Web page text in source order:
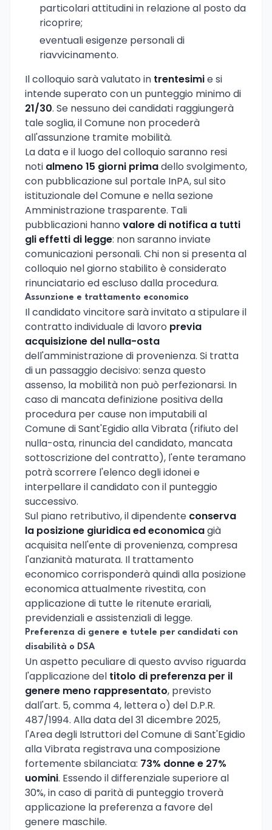
particolari attitudini in relazione al posto da
ricoprire;
eventuali esigenze personali di
riavvicinamento.
Il colloquio sarà valutato in trentesimie si
intende superato con un punteggio minimo di
21/30. Se nessuno dei candidati raggiungerà
tale soglia, il Comune non procederà
all'assunzione tramite mobilità.
La data e il luogo del colloquio saranno resi
noti almeno 15 giorni primadello svolgimento,
con pubblicazione sul portale InPA, sul sito
istituzionale del Comune e nella sezione
Amministrazione trasparente. Tali
pubblicazioni hanno valore di notifica a tutti
gli effetti di legge: non saranno inviate
comunicazioni personali. Chi non si presenta al
colloquio nel giorno stabilito è considerato
rinunciatario ed escluso dalla procedura.
Assunzione e trattamento economico
Il candidato vincitore sarà invitato a stipulare il
contratto individuale di lavoro previa
acquisizione del nulla-osta
dell'amministrazione di provenienza. Si tratta
di un passaggio decisivo: senza questo
assenso, la mobilità non può perfezionarsi. In
caso di mancata definizione positiva della
procedura per cause non imputabili al
Comune di Sant'Egidio alla Vibrata (rifiuto del
nulla-osta, rinuncia del candidato, mancata
sottoscrizione del contratto), l'ente teramano
potrà scorrere l'elenco degli idonei e
interpellare il candidato con il punteggio
successivo.
Sul piano retributivo, il dipendente conserva
la posizione giuridica ed economicagià
acquisita nell'ente di provenienza, compresa
l'anzianità maturata. Il trattamento
economico corrisponderà quindi alla posizione
economica attualmente rivestita, con
applicazione di tutte le ritenute erariali,
previdenziali e assistenziali di legge.
Preferenza di genere e tutele per candidati con
disabilità o DSA
Un aspetto peculiare di questo avviso riguarda
l'applicazione del titolo di preferenza per il
genere meno rappresentato, previsto
dall'art. 5, comma 4, lettera o) del D.P.R.
487/1994. Alla data del 31 dicembre 2025,
l'Area degli Istruttori del Comune di Sant'Egidio
alla Vibrata registrava una composizione
fortemente sbilanciata: 73% donne e 27%
uomini. Essendo il differenziale superiore al
30%, in caso di parità di punteggio troverà
applicazione la preferenza a favore del
genere maschile.